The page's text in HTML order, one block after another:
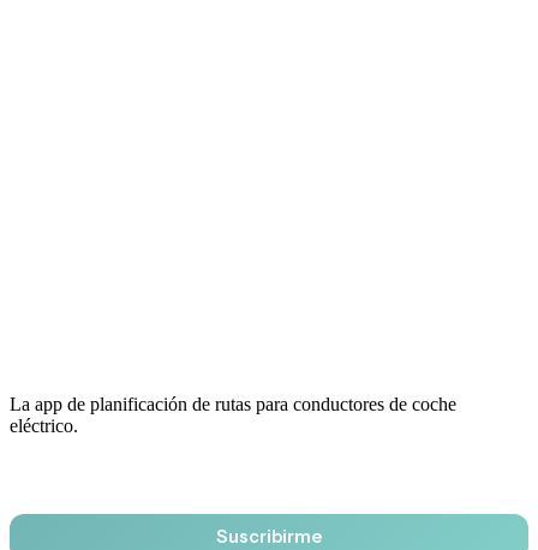
La app de planificación de rutas para conductores de coche
eléctrico.
Suscribirme